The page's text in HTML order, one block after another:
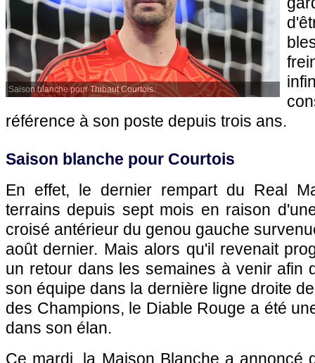
Saison blanche pour Thibaut Courtois.
référence à son poste depuis trois ans.
Saison blanche pour Courtois
En effet, le dernier rempart du Real
terrains depuis sept mois en raison
croisé antérieur du genou gauche
août dernier. Mais alors qu'il revenait
un retour dans les semaines à venir afin
son équipe dans la dernière ligne droite
des Champions, le Diable Rouge a été
dans son élan.
Ce mardi, la Maison Blanche a annoncé